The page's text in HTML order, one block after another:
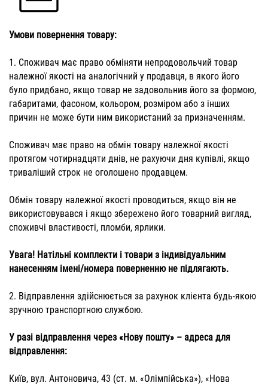
Умови повернення товару:
1. Споживач має право обміняти непродовольчий товар
належної якості на аналогічний у продавця, в якого його
було придбано, якщо товар не задовольнив його за формою,
габаритами, фасоном, кольором, розміром або з інших
причин не може бути ним використаний за призначенням.
Споживач має право на обмін товару належної якості
протягом чотирнадцяти днів, не рахуючи дня купівлі, якщо
триваліший строк не оголошено продавцем.
Обмін товару належної якості проводиться, якщо він не
використовувався і якщо збережено його товарний вигляд,
споживчі властивості, пломби, ярлики.
Увага! Натільні комплекти і товари з індивідуальним
нанесенням імені/номера поверненню не підлягають.
2. Відправлення здійснюється за рахунок клієнта будь-якою
зручною транспортною службою.
У разі відправлення через «Нову пошту» – адреса для
відправлення:
Київ, вул. Антоновича, 43 (ст. м. «Олімпійська»), «Нова